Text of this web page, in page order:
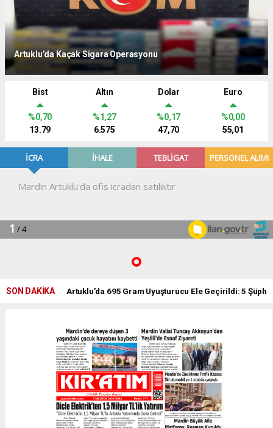
Artuklu’da Kaçak Sigara Operasyonu
Bist
%0,70
13.79
Altın
%1,27
6.575
Dolar
%0,17
47,70
Euro
%0,00
55,01
SON DAKİKA Artuklu’da 695 Gram Uyuşturucu Ele Geçirildi: 5